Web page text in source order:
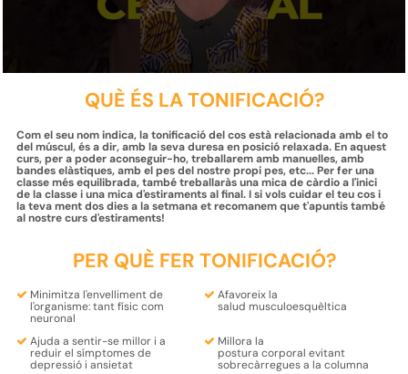
QUÈ ÉS LA TONIFICACIÓ?
Com el seu nom indica, la tonificació del cos està relacionada amb el to
del múscul, és a dir, amb la seva duresa en posició relaxada. En aquest
curs, per a poder aconseguir-ho, treballarem amb manuelles, amb
bandes elàstiques, amb el pes del nostre propi pes, etc... Per fer una
classe més equilibrada, també treballaràs una mica de càrdio a l'inici
de la classe i una mica d'estiraments al final. I si vols cuidar el teu cos i
la teva ment dos dies a la setmana et recomanem que t'apuntis també
al nostre curs d'estiraments!
PER QUÈ FER TONIFICACIÓ?
Minimitza l'envellimentde
l'organisme: tantfísic com
neuronal
Afavoreix la
salud musculoesquèltica
Ajuda a sentir-se millor i a
reduirel símptomes de
depressiói ansietat
Millora la
postura corporal evitant
sobrecàrreguesa la columna